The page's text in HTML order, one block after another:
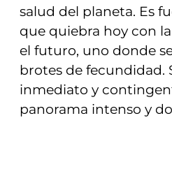
salud del planeta. Es
que quiebra hoy con
el futuro, uno donde
brotes de fecundidad.
inmediato y
panorama intenso y